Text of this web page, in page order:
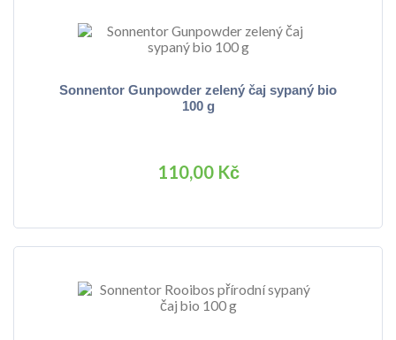
Sonnentor Gunpowder zelený čaj sypaný bio
100 g
110,00 Kč